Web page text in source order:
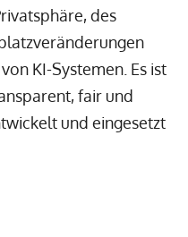
des
KI-Systemen. Es ist
fair und
und eingesetzt